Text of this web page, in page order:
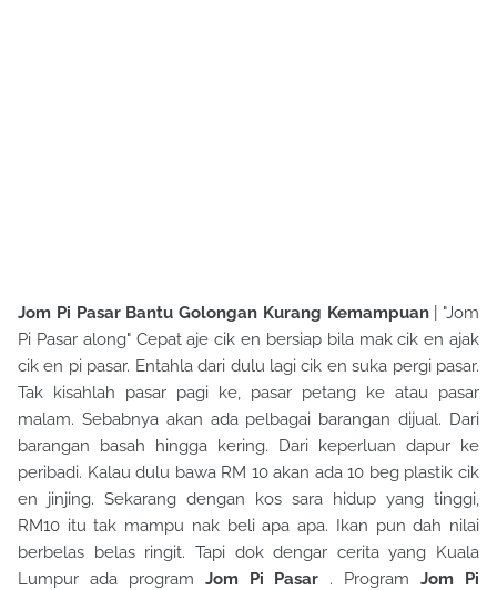
Jom Pi Pasar Bantu Golongan Kurang Kemampuan| "Jom
Pi Pasar along" Cepat aje cik en bersiap bila mak cik en ajak
cik en pi pasar. Entahla dari dulu lagi cik en suka pergi pasar.
Tak kisahlah pasar pagi ke, pasar petang ke atau pasar
malam. Sebabnya akan ada pelbagai barangan dijual. Dari
barangan basah hingga kering. Dari keperluan dapur ke
peribadi. Kalau dulu bawa RM 10 akan ada 10 beg plastik cik
en jinjing. Sekarang dengan kos sara hidup yang tinggi,
RM10 itu tak mampu nak beli apa apa. Ikan pun dah nilai
berbelas belas ringit. Tapi dok dengar cerita yang Kuala
Lumpur ada program Jom Pi Pasar . ProgramJom Pi